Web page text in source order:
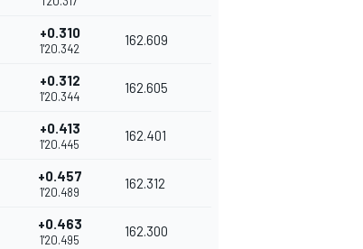
+0.310
1'20.342
162.609
+0.312
1'20.344
162.605
+0.413
1'20.445
162.401
+0.457
1'20.489
162.312
+0.463
1'20.495
162.300